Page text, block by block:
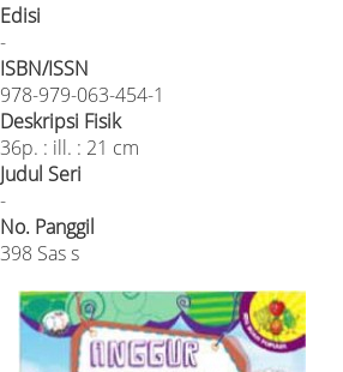
Edisi
-
ISBN/ISSN
978-979-063-454-1
Deskripsi Fisik
36p. : ill. : 21 cm
Judul Seri
-
No. Panggil
398 Sas s